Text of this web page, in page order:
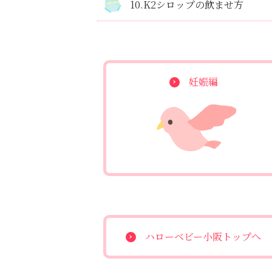
10.K2シロップの飲ませ方
妊娠編
ハローベビー小阪トップへ